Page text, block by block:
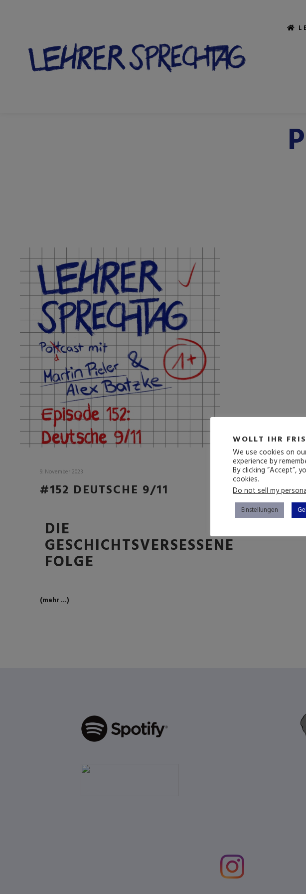
9. November 2023
#152 DEUTSCHE 9/11
DIE
GESCHICHTSVERSESSENE
FOLGE
(mehr …)
WOLLT IHR
We use cookies on
experience by
By clicking “Accept”,
cookies.
Do not sell my
Einstellungen